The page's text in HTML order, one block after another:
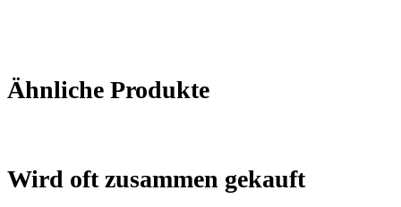
Ähnliche Produkte
Wird oft zusammen gekauft